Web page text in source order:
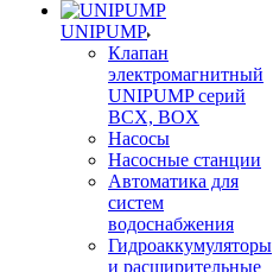
UNIPUMP
Клапан
электромагнитный
UNIPUMP серий
BCX, BOX
Насосы
Насосные станции
Автоматика для
систем
водоснабжения
Гидроаккумуляторы
и расширительные